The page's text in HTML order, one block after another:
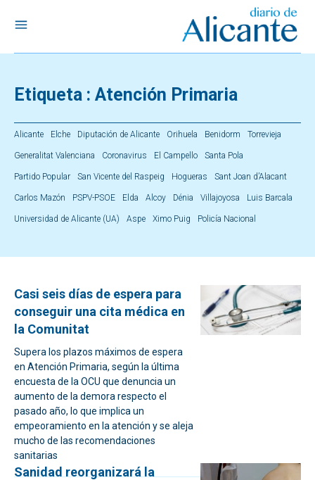
Etiqueta : Atención Primaria
Alicante Elche Diputación de Alicante Orihuela Benidorm Torrevieja
Generalitat Valenciana Coronavirus El Campello Santa Pola
Partido Popular San Vicente del Raspeig Hogueras Sant Joan d’Alacant
Carlos Mazón PSPV-PSOE Elda Alcoy Dénia Villajoyosa Luis Barcala
Universidad de Alicante (UA) Aspe Ximo Puig Policía Nacional
Casi seis días de espera para
conseguir una cita médica en
la Comunitat
Supera los plazos máximos de espera
en Atención Primaria, según la última
encuesta de la OCU que denuncia un
aumento de la demora respecto el
pasado año, lo que implica un
empeoramiento en la atención y se aleja
mucho de las recomendaciones
sanitarias
Sanidad reorganizará la